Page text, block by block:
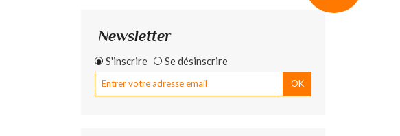
Newsletter
S'inscrire Se désinscrire